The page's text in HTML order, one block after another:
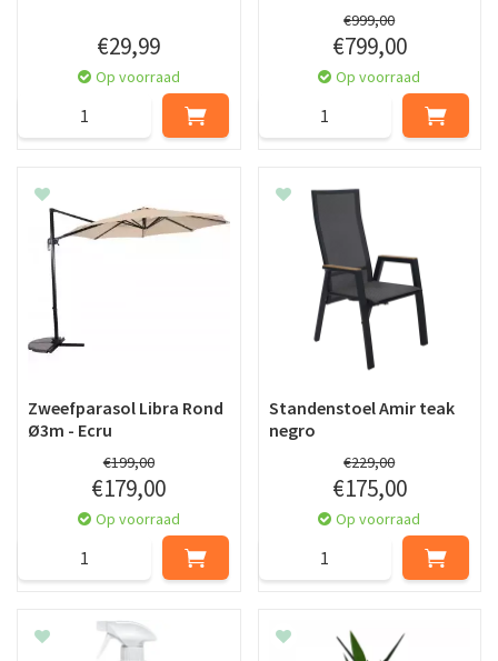
€29,99
Op voorraad
€999,00
€799,00
Op voorraad
Zweefparasol Libra Rond
Ø3m - Ecru
€199,00
€179,00
Op voorraad
Standenstoel Amir teak
negro
€229,00
€175,00
Op voorraad